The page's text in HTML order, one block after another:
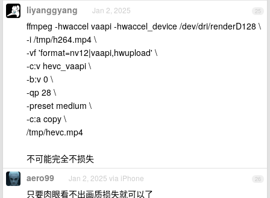
25
liyanggyang Jan 2, 2025
ffmpeg -hwaccel vaapi -hwaccel_device /dev/dri/renderD128 \
-i /tmp/h264.mp4 \
-vf 'format=nv12|vaapi,hwupload' \
-c:v hevc_vaapi \
-b:v 0 \
-qp 28 \
-preset medium \
-c:a copy \
/tmp/hevc.mp4
不可能完全不损失
26
aero99 Jan 2, 2025 via iPhone
只要肉眼看不出画质损失就可以了